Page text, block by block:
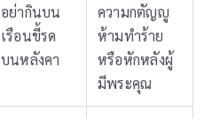
อย่ากินบน
เรือนขี้รด
บนหลังคา
ความกตัญญู
ห้ามทำร้าย
หรือหักหลังผู้
มีพระคุณ